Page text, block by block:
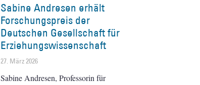
Sabine Andresen erhält
Forschungspreis der
Deutschen Gesellschaft für
Erziehungswissenschaft
27. März 2026
Sabine Andresen, Professorin für